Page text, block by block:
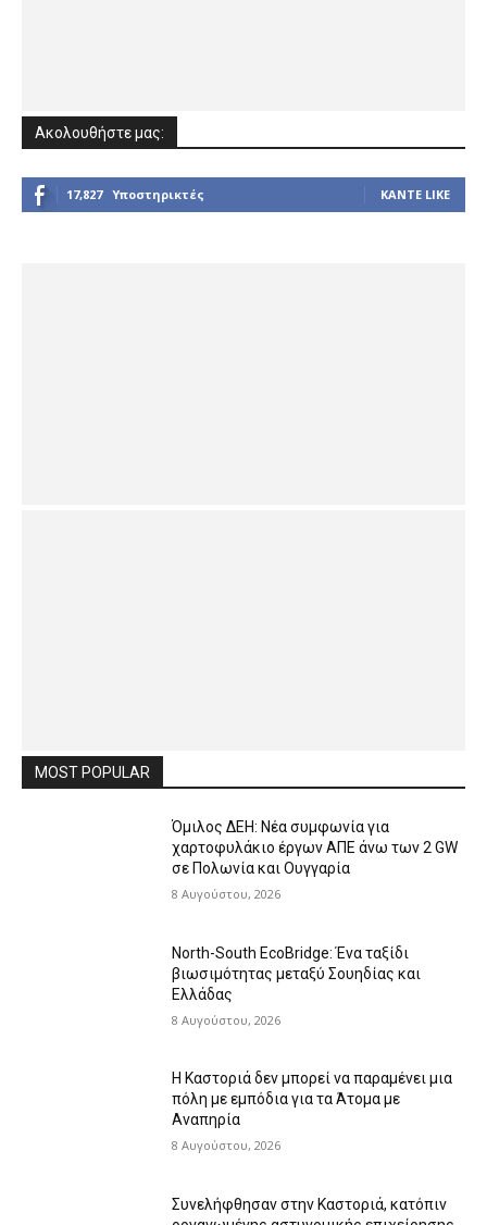
Ακολουθήστε μας:
17,827 Υποστηρικτές ΚΆΝΤΕ LIKE
MOST POPULAR
Όμιλος ΔΕΗ: Νέα συμφωνία για
χαρτοφυλάκιο έργων ΑΠΕ άνω των 2 GW
σε Πολωνία και Ουγγαρία
8 Αυγούστου, 2026
North-South EcoBridge: Ένα ταξίδι
βιωσιμότητας μεταξύ Σουηδίας και
Ελλάδας
8 Αυγούστου, 2026
Η Καστοριά δεν μπορεί να παραμένει μια
πόλη με εμπόδια για τα Άτομα με
Αναπηρία
8 Αυγούστου, 2026
Συνελήφθησαν στην Καστοριά, κατόπιν